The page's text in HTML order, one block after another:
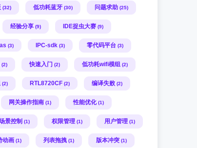
(32) 低功耗蓝牙 (30) 问题求助 (25)
经验分享 (9) IDE捉虫大赛 (9)
(3) IPC-sdk (3) 零代码平台 (3)
(2) 快速入门 (2) 低功耗wifi模组 (2)
(2) RTL8720CF (2) 编译失败 (2)
网关操作指南 (1) 性能优化 (1)
景控制 (1) 权限管理 (1) 用户管理 (1)
动画 (1) 列表拖拽 (1) 版本冲突 (1)